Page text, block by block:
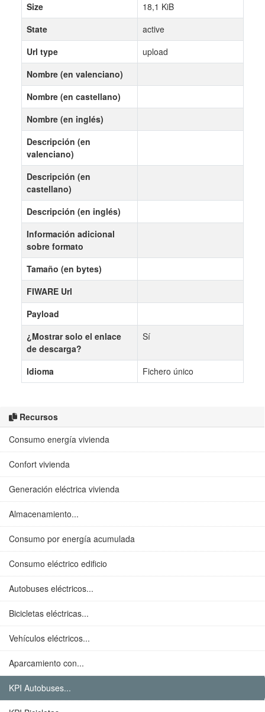
Recursos
Consumo energía vivienda
Confort vivienda
Generación eléctrica vivienda
Almacenamiento...
Consumo por energía acumulada
Consumo eléctrico edificio
Autobuses eléctricos...
Bicicletas eléctricas...
Vehículos eléctricos...
Aparcamiento con...
KPI Autobuses...
Size
18,1 KiB
State
active
Url type
upload
Nombre (en valenciano)
Nombre (en castellano)
Nombre (en inglés)
Descripción (en
valenciano)
Descripción (en
castellano)
Descripción (en inglés)
Información adicional
sobre formato
Tamaño (en bytes)
FIWARE Url
Payload
¿Mostrar solo el enlace
de descarga?
Sí
Idioma Fichero único